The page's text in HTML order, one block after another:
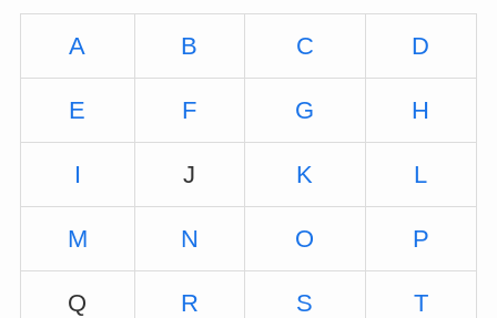
A B C D
E F G H
I J K L
M N O P
Q R S T